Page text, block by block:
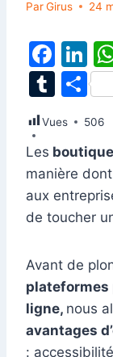
ParGirus 24
F
a
c
e
b
o
o
Li
n
k
e
dI
n
T
m
bl
r
P
ar
ta
g
er
Vues 506
Les
manière
aux
de toucher
Avant de
plateformes
ligne, nous
avantages
: